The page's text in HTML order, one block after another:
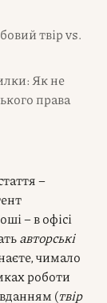
твір vs.
Як не
права
–
– в офісі
авторські
чимало
роботи
(твір